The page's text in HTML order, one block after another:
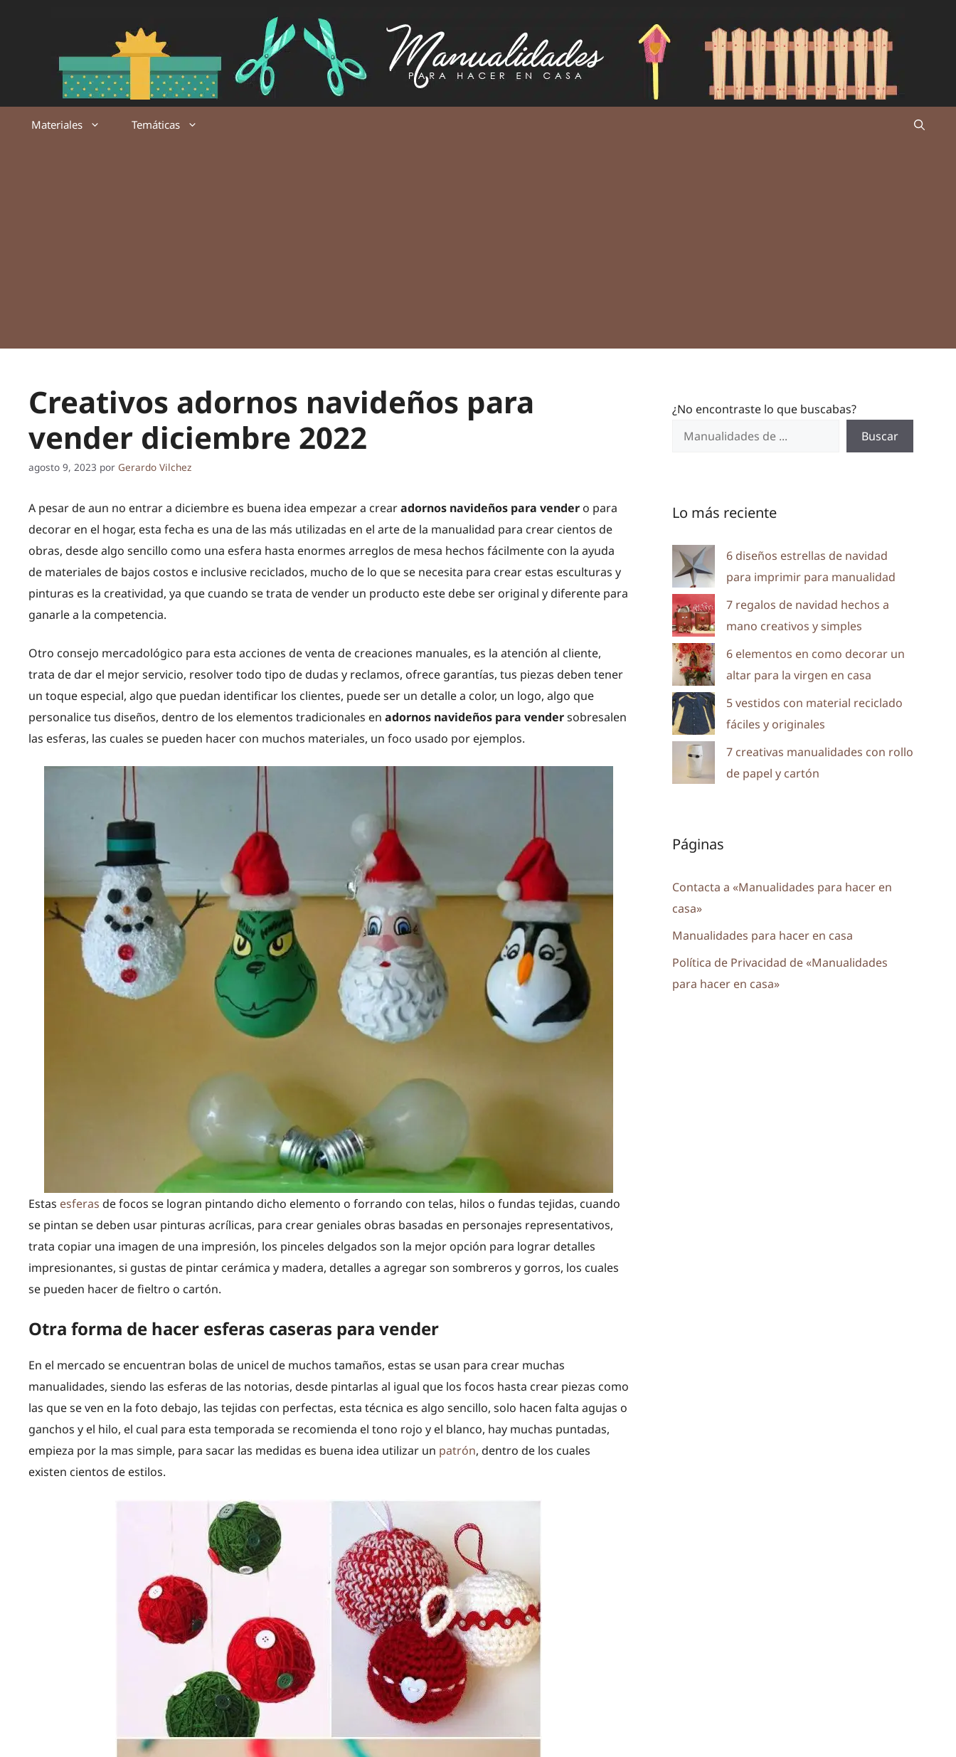
Materiales Temáticas
Creativos adornos navideños para
vender diciembre 2022
agosto 9, 2023 por Gerardo Vilchez
A pesar de aun no entrar a diciembre es buena idea empezar a crearadornos navideños para vender o para
decorar en el hogar, esta fecha es una de las más utilizadas en el arte de la manualidad para crear cientos de
obras, desde algo sencillo como una esfera hasta enormes arreglos de mesa hechos fácilmente con la ayuda
de materiales de bajos costos e inclusive reciclados, mucho de lo que se necesita para crear estas esculturas y
pinturas es la creatividad, ya que cuando se trata de vender un producto este debe ser original y diferente para
ganarle a la competencia.
Otro consejo mercadológico para esta acciones de venta de creaciones manuales, es la atención al cliente,
trata de dar el mejor servicio, resolver todo tipo de dudas y reclamos, ofrece garantías, tus piezas deben tener
un toque especial, algo que puedan identificar los clientes, puede ser un detalle a color, un logo, algo que
personalice tus diseños, dentro de los elementos tradicionales en adornos navideños para vendersobresalen
las esferas, las cuales se pueden hacer con muchos materiales, un foco usado por ejemplos.
Estas esferas de focos se logran pintando dicho elemento o forrando con telas, hilos o fundas tejidas, cuando
se pintan se deben usar pinturas acrílicas, para crear geniales obras basadas en personajes representativos,
trata copiar una imagen de una impresión, los pinceles delgados son la mejor opción para lograr detalles
impresionantes, si gustas de pintar cerámica y madera, detalles a agregar son sombreros y gorros, los cuales
se pueden hacer de fieltro o cartón.
Otra forma de hacer esferas caseras para vender
En el mercado se encuentran bolas de unicel de muchos tamaños, estas se usan para crear muchas
manualidades, siendo las esferas de las notorias, desde pintarlas al igual que los focos hasta crear piezas como
las que se ven en la foto debajo, las tejidas con perfectas, esta técnica es algo sencillo, solo hacen falta agujas o
ganchos y el hilo, el cual para esta temporada se recomienda el tono rojo y el blanco, hay muchas puntadas,
empieza por la mas simple, para sacar las medidas es buena idea utilizar un patrón, dentro de los cuales
existen cientos de estilos.
¿No encontraste lo que buscabas?
Buscar
Lo más reciente
6 diseños estrellas de navidad
para imprimir para manualidad
7 regalos de navidad hechos a
mano creativos y simples
6 elementos en como decorar un
altar para la virgen en casa
5 vestidos con material reciclado
fáciles y originales
7 creativas manualidades con rollo
de papel y cartón
Páginas
Contacta a «Manualidades para hacer en
casa»
Manualidades para hacer en casa
Política de Privacidad de «Manualidades
para hacer en casa»